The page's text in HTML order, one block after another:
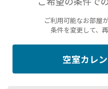
ご利用可能なお部屋
条件を変更して、
空室カレ